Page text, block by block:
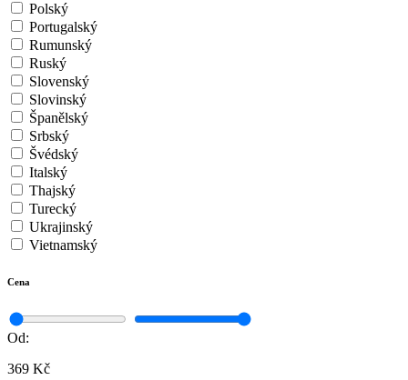
Polský
Portugalský
Rumunský
Ruský
Slovenský
Slovinský
Španělský
Srbský
Švédský
Italský
Thajský
Turecký
Ukrajinský
Vietnamský
Cena
Od:
369 Kč